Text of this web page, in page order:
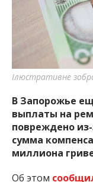
Ілюстративне
В Запорожье
выплаты на
повреждено
сумма
миллиона
Об этом